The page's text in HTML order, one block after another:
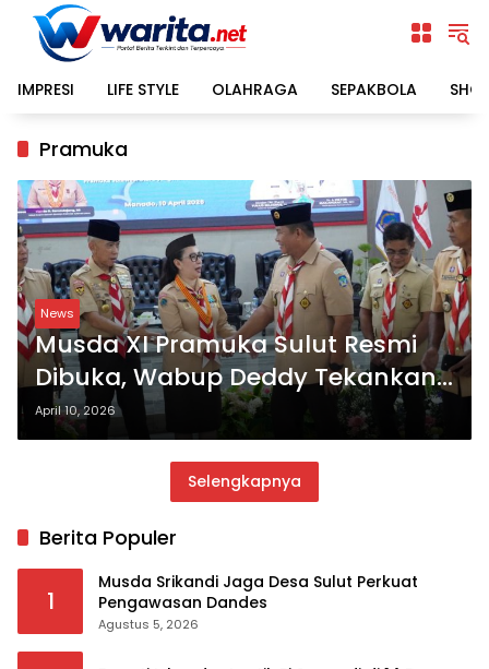
Langsung
konten
IMPRESI
LIFE STYLE OLAHRAGA SEPAKBOLA
Pramuka
News
Musda XI Pramuka Sulut Resmi
Dibuka, Wabup Deddy Tekankan
Sinergi dan Kemandirian Generasi
Muda
April 10, 2026
Selengkapnya
Berita Populer
1
Musda Srikandi Jaga Desa Sulut Perkuat
Pengawasan Dandes
Agustus 5, 2026